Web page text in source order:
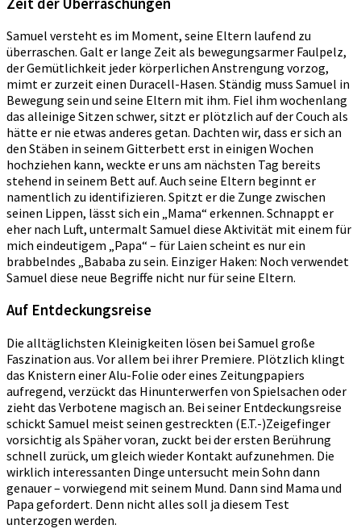
Samuel versteht es im Moment, seine Eltern laufend zu
überraschen. Galt er lange Zeit als bewegungsarmer Faulpelz,
der Gemütlichkeit jeder körperlichen Anstrengung vorzog,
mimt er zurzeit einen Duracell-Hasen. Ständig muss Samuel in
Bewegung sein und seine Eltern mit ihm. Fiel ihm wochenlang
das alleinige Sitzen schwer, sitzt er plötzlich auf der Couch als
hätte er nie etwas anderes getan. Dachten wir, dass er sich an
den Stäben in seinem Gitterbett erst in einigen Wochen
hochziehen kann, weckte er uns am nächsten Tag bereits
stehend in seinem Bett auf. Auch seine Eltern beginnt er
namentlich zu identifizieren. Spitzt er die Zunge zwischen
seinen Lippen, lässt sich ein „Mama“ erkennen. Schnappt er
eher nach Luft, untermalt Samuel diese Aktivität mit einem für
mich eindeutigem „Papa“ – für Laien scheint es nur ein
brabbelndes „Bababa zu sein. Einziger Haken: Noch verwendet
Samuel diese neue Begriffe nicht nur für seine Eltern.
Auf Entdeckungsreise
Die alltäglichsten Kleinigkeiten lösen bei Samuel große
Faszination aus. Vor allem bei ihrer Premiere. Plötzlich klingt
das Knistern einer Alu-Folie oder eines Zeitungpapiers
aufregend, verzückt das Hinunterwerfen von Spielsachen oder
zieht das Verbotene magisch an. Bei seiner Entdeckungsreise
schickt Samuel meist seinen gestreckten (E.T.-)Zeigefinger
vorsichtig als Späher voran, zuckt bei der ersten Berührung
schnell zurück, um gleich wieder Kontakt aufzunehmen. Die
wirklich interessanten Dinge untersucht mein Sohn dann
genauer – vorwiegend mit seinem Mund. Dann sind Mama und
Papa gefordert. Denn nicht alles soll ja diesem Test
unterzogen werden.